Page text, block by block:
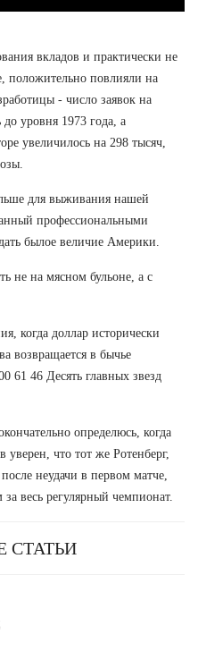
вкладов и практически не
положительно повлияли на
- число заявок на
уровня 1973 года, а
увеличилось на 298 тысяч,
для выживания нашей
профессиональными
былое величие Америки.
не на мясном бульоне, а с
когда доллар исторически
возвращается в бычье
61 46 Десять главных звезд
определюсь, когда
что тот же Ротенберг,
неудачи в первом матче,
весь регулярный чемпионат.
СТАТЬИ